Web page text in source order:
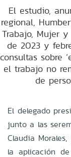
El estudio,
regional,
Trabajo, Mujer
de 2023 y
consultas sobre
el trabajo no
de
El delegado
junto a las
Claudia
la aplicación